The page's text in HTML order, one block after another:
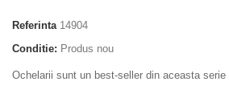
Referinta 14904
Conditie: Produs nou
Ochelarii sunt un best-seller din aceasta serie